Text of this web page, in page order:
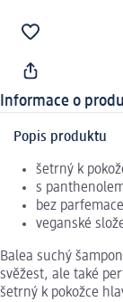
Informace o
Popis produktu
šetrný k
s
bez parfemace
veganské
Balea suchý
svěžest, ale také
šetrný k pokožce